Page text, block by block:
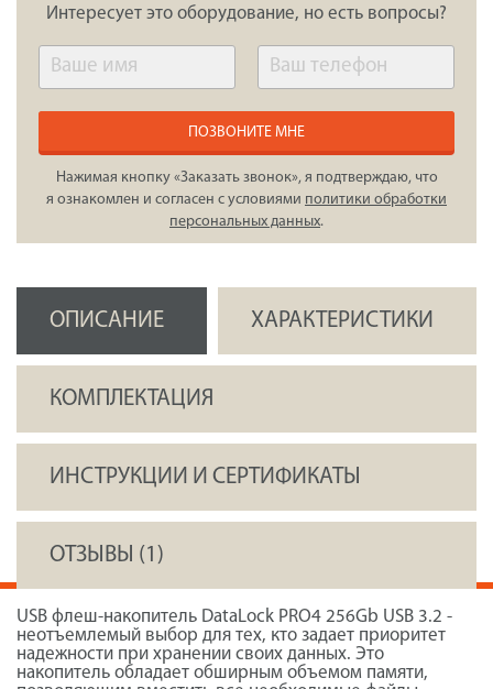
Интересует это оборудование, но есть вопросы?
ПОЗВОНИТЕ МНЕ
Нажимая кнопку «Заказать звонок», я подтверждаю, что
я ознакомлен и согласен с условиями политики обработки
персональных данных.
ОПИСАНИЕ ХАРАКТЕРИСТИКИ
КОМПЛЕКТАЦИЯ
ИНСТРУКЦИИ И СЕРТИФИКАТЫ
ОТЗЫВЫ (1)
USB флеш-накопитель DataLock PRO4 256Gb USB 3.2 -
неотъемлемый выбор для тех, кто задает приоритет
надежности при хранении своих данных. Это
накопитель обладает обширным объемом памяти,